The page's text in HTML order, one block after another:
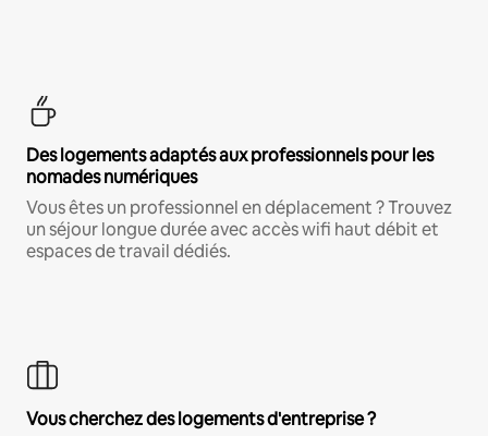
Des logements adaptés aux professionnels pour les
nomades numériques
Vous êtes un professionnel en déplacement ? Trouvez
un séjour longue durée avec accès wifi haut débit et
espaces de travail dédiés.
Vous cherchez des logements d'entreprise ?